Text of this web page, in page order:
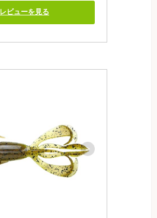
レビューを見る